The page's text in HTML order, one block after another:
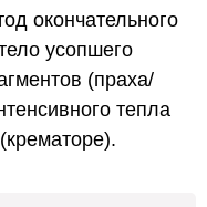
окончательного
усопшего
(праха/
тепла